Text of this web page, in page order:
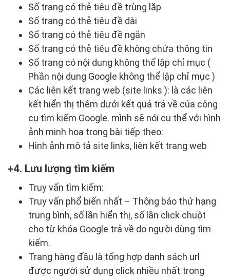
Số trang có thẻ tiêu đề trùng lặp
Số trang có thẻ tiêu đề dài
Số trang có thẻ tiêu đề ngắn
Số trang có thẻ tiêu đề không chứa thông tin
Số trang có nội dung không thể lập chỉ mục (
Phần nội dung Google không thể lập chỉ mục )
Các liên kết trang web (site links ): là các liên
kết hiển thị thêm dưới kết quả trả về của công
cụ tìm kiếm Google. mình sẽ nói cụ thể với hình
ảnh minh họa trong bài tiếp theo:
Hình ảnh mô tả site links, liên kết trang web
4. Lưu lượng tìm kiếm
Truy vấn tìm kiếm:
Truy vấn phổ biến nhất – Thông báo thứ hạng
trung bình, số lần hiển thị, số lần click chuột
cho từ khóa Google trả về do người dùng tìm
kiếm.
Trang hàng đầu là tổng hợp danh sách url
được người sử dụng click nhiều nhất trong